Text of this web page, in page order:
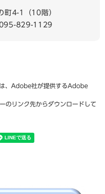
町4-1（10階）
829-1129
、Adobe社が提供するAdobe
のリンク先からダウンロードして